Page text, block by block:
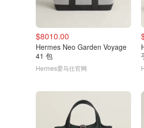
$8010.00
Hermes Neo Garden Voyage
41 包
Hermes爱马仕官网